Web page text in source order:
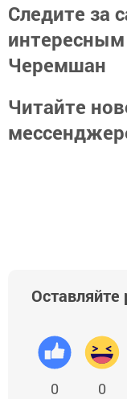
Следите
Черемшан
Читайте
Оставляйте
0 0